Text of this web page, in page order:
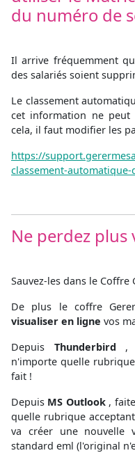
du numéro de
Il arrive fréquemment
des salariés soient
Le classement
cet information ne
cela, il faut modifier les
https://
classement-
Ne perdez
Sauvez-les dans le Coffre
De plus le coffre
visualiser en ligne vos
Depuis Thunderbird ,
n'importe quelle
fait !
Depuis MS Outlook ,
quelle rubrique
va créer une nouvelle
standard eml (l'original